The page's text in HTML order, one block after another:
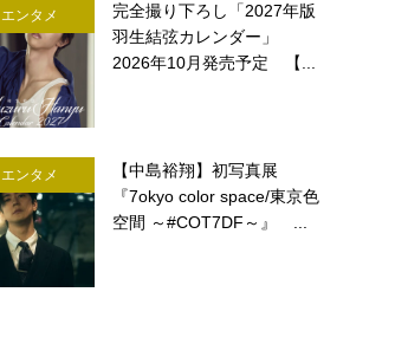
エンタメ
完全撮り下ろし「2027年版
羽生結弦カレンダー」
2026年10月発売予定 【...
エンタメ
【中島裕翔】初写真展
『7okyo color space/東京色
空間 ～#COT7DF～』 ...